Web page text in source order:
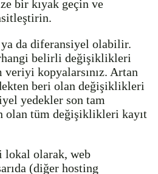
bir kıyak geçin ve
da diferansiyel olabilir.
belirli değişiklikleri
veriyi kopyalarsınız. Artan
beri olan değişiklikleri
yedekler son tam
olan tüm değişiklikleri kayıt
lokal olarak, web
(diğer hosting